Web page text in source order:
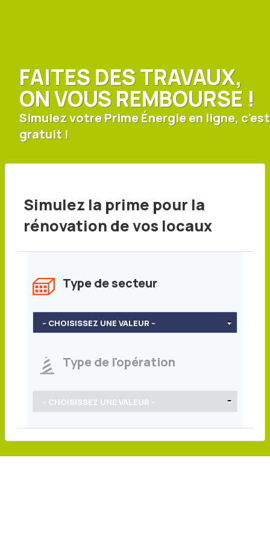
FAITES DES TRAVAUX,
ON VOUS REMBOURSE !
Simulez votre Prime Énergie en ligne, c'est
gratuit !
Simulez la prime pour la
rénovation de vos locaux
Type de secteur
Type de l'opération